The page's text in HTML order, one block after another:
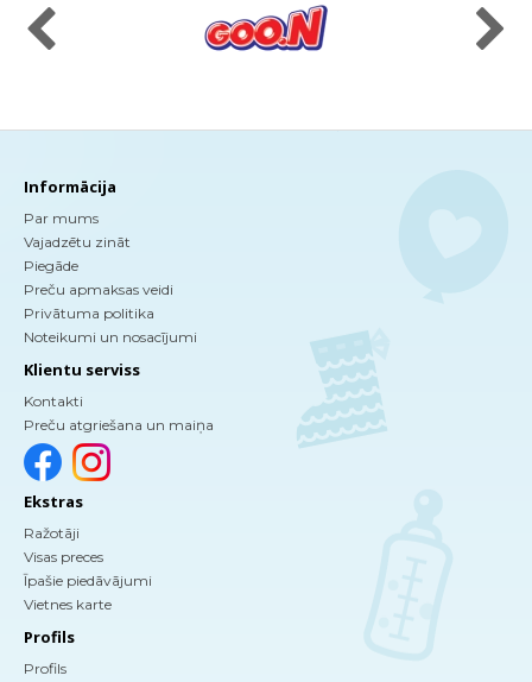
Informācija
Par mums
Vajadzētu zināt
Piegāde
Preču apmaksas veidi
Privātuma politika
Noteikumi un nosacījumi
Klientu serviss
Kontakti
Preču atgriešana un maiņa
Ekstras
Ražotāji
Visas preces
Īpašie piedāvājumi
Vietnes karte
Profils
Profils